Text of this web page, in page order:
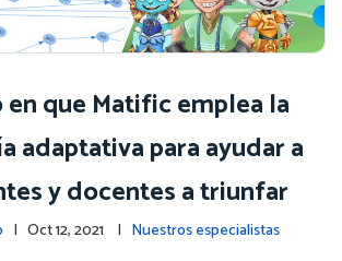
que Matific emplea la
adaptativa para ayudar a
y docentes a triunfar
| Oct 12, 2021 | Nuestros especialistas